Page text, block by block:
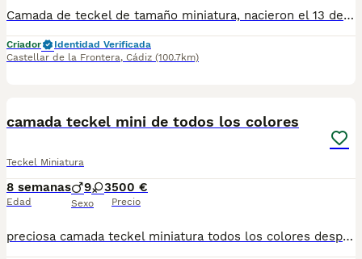
Camada de teckel de tamaño miniatura, nacieron el 13 de Julio, estarían disponible para reservarlos, una vez cumplan mes y medio/ dos meses se entregan con sus cartillas, vacunas y desparasitaciones. Si se quiere en la reserva ofrezco posibilidad de hacer contrato para dar seguridad y confianza al comprador. " EL PRECIO ES EL DE RESERVA " Más info. 621325499
Criador
Identidad Verificada
Castellar de la Frontera, Cádiz (100.7km)
camada teckel mini de todos los colores
Teckel Miniatura
8 semanas
Edad
9 3
Sexo
500 €
Precio
preciosa camada teckel miniatura todos los colores desparacitados interna externamemte revisión veterinaria vacunación al día cartilla de vacunación dóciles y no les criados en ambiente familiar listos para entrega negro fuego machos 500€ negro fuego hembras 600€ chocolate macho 700€ chocolate hembra 800€ arlequín plata 850€ arlequín chocolate ojos celestes 1100€